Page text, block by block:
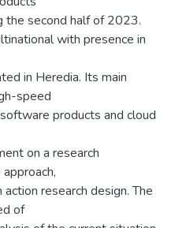
the second half of 2023.
with presence in
in Heredia. Its main
speed
products and cloud
on a research
research design. The
of